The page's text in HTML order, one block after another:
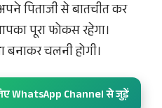
पिताजी से बातचीत कर
पूरा फोकस रहेगा।
चलनी होगी।
WhatsApp Channel से जुड़ें